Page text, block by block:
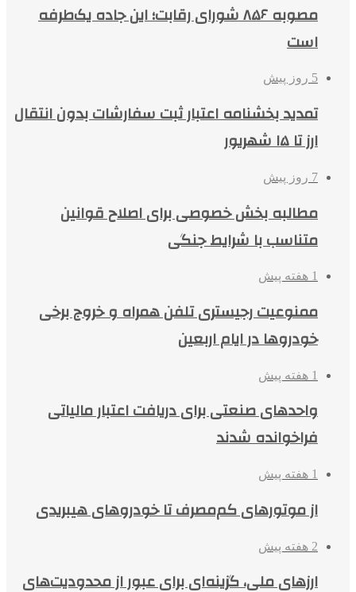
مصوبه ۸۵۶ شورای رقابت؛ این جاده یک‌طرفه
است
5 روز پیش
تمدید بخشنامه اعتبار ثبت سفارشات بدون انتقال
ارز تا ۱۵ شهریور
7 روز پیش
مطالبه بخش خصوصی برای اصلاح قوانین
متناسب با شرایط جنگی
1 هفته پیش
ممنوعیت رجیستری تلفن همراه و خروج برخی
خودروها در ایام اربعین
1 هفته پیش
واحدهای صنعتی برای دریافت اعتبار مالیاتی
فراخوانده شدند
1 هفته پیش
از موتورهای کم‌مصرف تا خودروهای هیبریدی
2 هفته پیش
ارزهای ملی، گزینه‌ای برای عبور از محدودیت‌های